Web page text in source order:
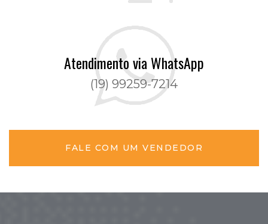
Atendimento via WhatsApp
(19) 99259-7214
FALE COM UM VENDEDOR